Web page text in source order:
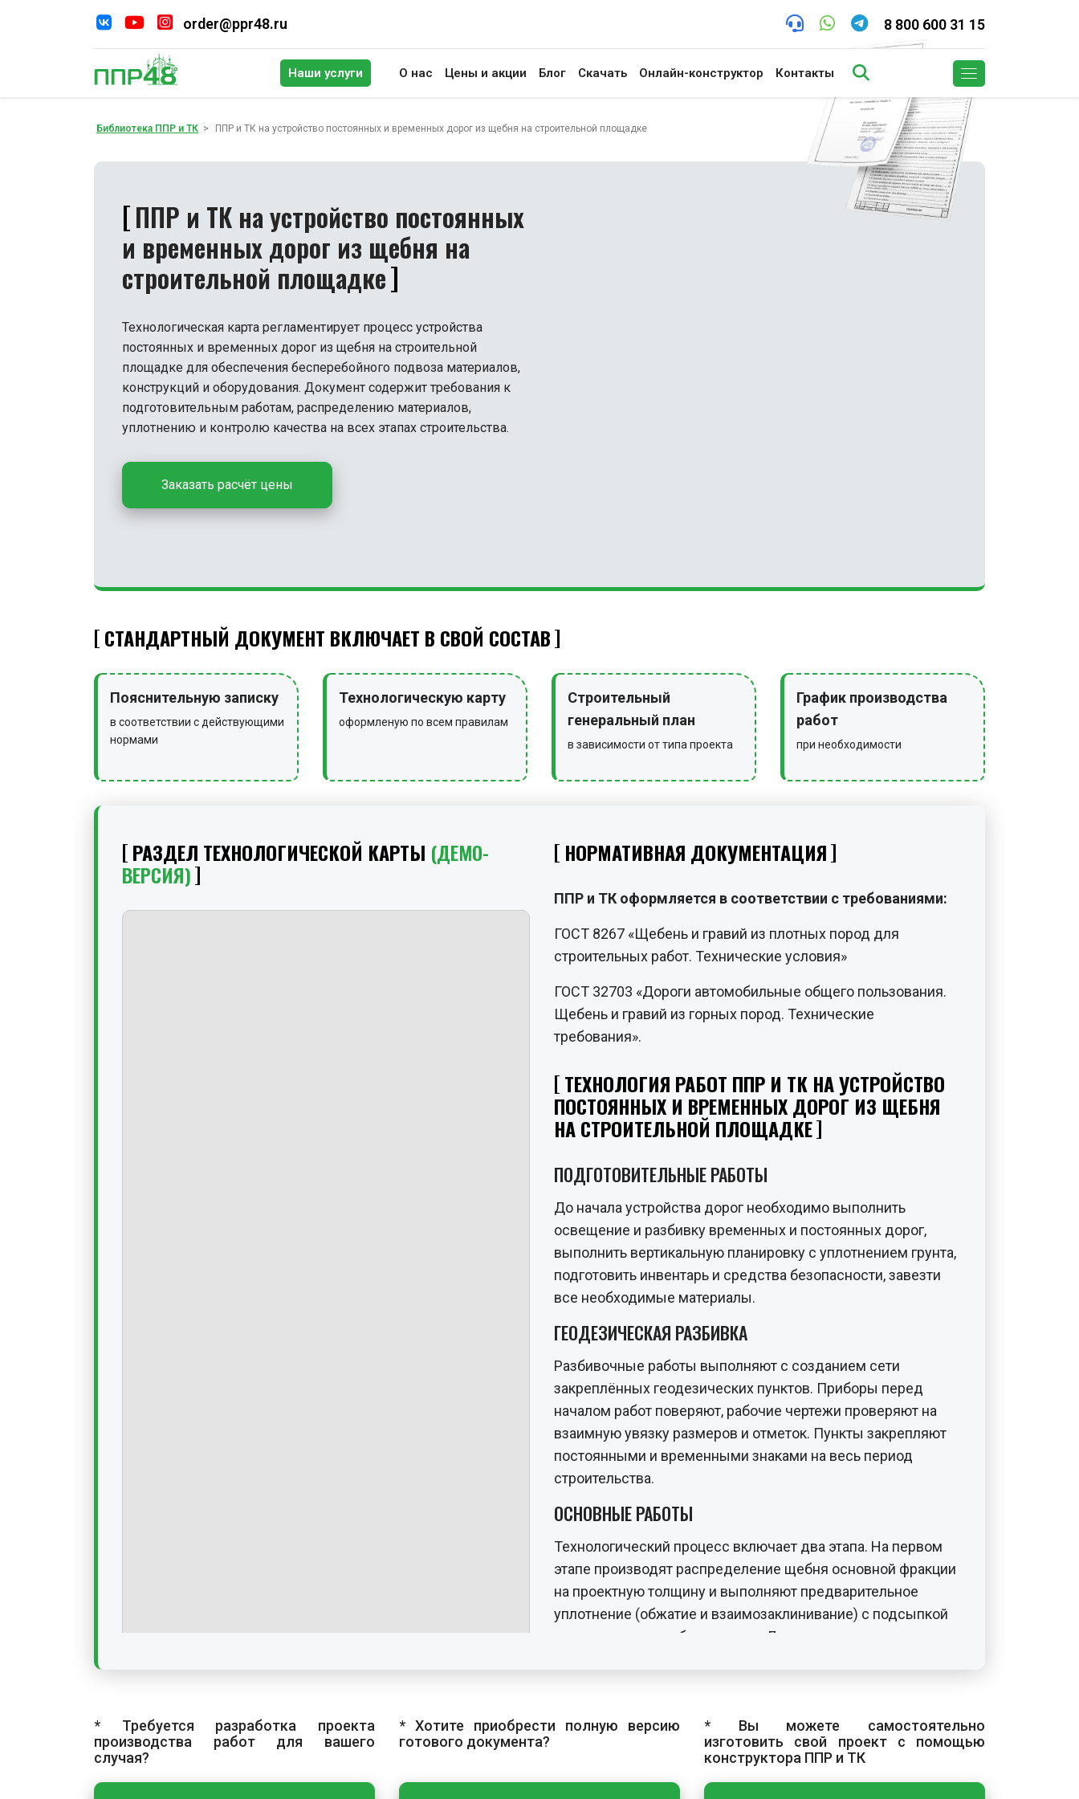
order@ppr48.ru 8 800 600 31 15
Наши услуги О нас Цены и акции Блог Скачать Онлайн-конструктор Контакты
Библиотека ППР и ТК ППР и ТК на устройство постоянных и временных дорог из щебня на строительной площадке
ППР и ТК на устройство постоянных
и временных дорог из щебня на
строительной площадке
Технологическая карта регламентирует процесс устройства
постоянных и временных дорог из щебня на строительной
площадке для обеспечения бесперебойного подвоза материалов,
конструкций и оборудования. Документ содержит требования к
подготовительным работам, распределению материалов,
уплотнению и контролю качества на всех этапах строительства.
Заказать расчёт цены
СТАНДАРТНЫЙ ДОКУМЕНТ ВКЛЮЧАЕТ В СВОЙ СОСТАВ
Пояснительную записку
в соответствии с действующими
нормами
Технологическую карту
оформленую по всем правилам
Строительный
генеральный план
в зависимости от типа проекта
График производства
работ
при необходимости
РАЗДЕЛ ТЕХНОЛОГИЧЕСКОЙ КАРТЫ (ДЕМО-
ВЕРСИЯ)
НОРМАТИВНАЯ ДОКУМЕНТАЦИЯ
ППР и ТК оформляется в соответствии с требованиями:
ГОСТ 8267 «Щебень и гравий из плотных пород для
строительных работ. Технические условия»
ГОСТ 32703 «Дороги автомобильные общего пользования.
Щебень и гравий из горных пород. Технические
требования».
ТЕХНОЛОГИЯ РАБОТ ППР И ТК НА УСТРОЙСТВО
ПОСТОЯННЫХ И ВРЕМЕННЫХ ДОРОГ ИЗ ЩЕБНЯ
НА СТРОИТЕЛЬНОЙ ПЛОЩАДКЕ
ПОДГОТОВИТЕЛЬНЫЕ РАБОТЫ
До начала устройства дорог необходимо выполнить
освещение и разбивку временных и постоянных дорог,
выполнить вертикальную планировку с уплотнением грунта,
подготовить инвентарь и средства безопасности, завезти
все необходимые материалы.
ГЕОДЕЗИЧЕСКАЯ РАЗБИВКА
Разбивочные работы выполняют с созданием сети
закреплённых геодезических пунктов. Приборы перед
началом работ поверяют, рабочие чертежи проверяют на
взаимную увязку размеров и отметок. Пункты закрепляют
постоянными и временными знаками на весь период
строительства.
ОСНОВНЫЕ РАБОТЫ
Технологический процесс включает два этапа. На первом
этапе производят распределение щебня основной фракции
на проектную толщину и выполняют предварительное
уплотнение (обжатие и взаимозаклинивание) с подсыпкой
материала при необходимости. Для уменьшения трения
обочин к оси дороги с перекрытием предыдущей полосы
на 1/3 ширины вальца. Поливку выполняют после трёх
проходов катка, не допуская переувлажнения. Признаком
законченной укатки является отсутствие волны перед
* Требуется разработка проекта
производства работ для вашего
случая?
* Хотите приобрести полную версию
готового документа?
* Вы можете самостоятельно
изготовить свой проект с помощью
конструктора ППР и ТК
Поиск